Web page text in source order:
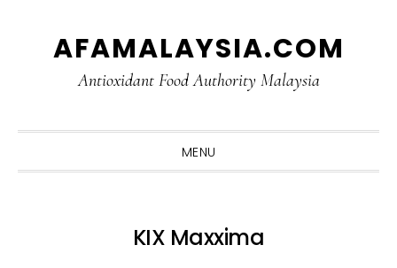
AFAMALAYSIA.COM
Antioxidant Food Authority Malaysia
MENU
KIX Maxxima